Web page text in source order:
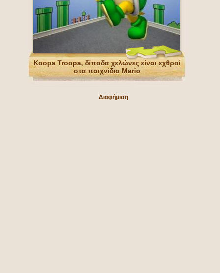
Koopa Troopa, δίποδα χελώνες είναι εχθροί
στα παιχνίδια Mario
Διαφήμιση